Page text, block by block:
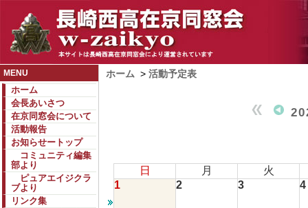
MENU
ホーム
会長あいさつ
在京同窓会について
活動報告
お知らせートップ
コミュニティ編集
部より
ピュアエイジクラ
ブより
リンク集
ホーム > 活動予定表
日 月
火
1
2 3 4